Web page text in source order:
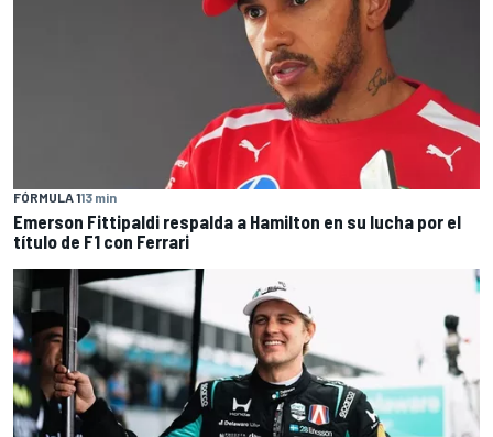
FÓRMULA 113 min
Emerson Fittipaldi respalda a Hamilton en su lucha por el
título de F1 con Ferrari